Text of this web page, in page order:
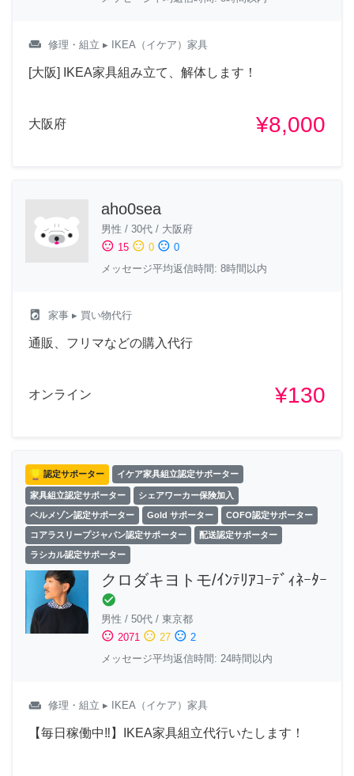
weekend 修理・組立 ▸ IKEA（イケア）家具
[大阪] IKEA家具組み立て、解体します！
大阪府 ¥8,000
aho0sea
男性 / 30代 / 大阪府
sentiment_satisfied 15 sentiment_neutral 0 sentiment_dissatisfied 0
メッセージ平均返信時間: 8時間以内
local_laundry_service 家事 ▸ 買い物代行
通販、フリマなどの購入代行
オンライン ¥130
認定サポーター イケア家具組立認定サポーター
家具組立認定サポーター シェアワーカー保険加入
ベルメゾン認定サポーター Gold サポーター COFO認定サポーター
コアラスリープジャパン認定サポーター 配送認定サポーター
ラシカル認定サポーター
クロダキヨトモ/ｲﾝﾃﾘｱｺｰﾃﾞｨﾈｰﾀｰ
check_circle
男性 / 50代 / 東京都
sentiment_satisfied 2071 sentiment_neutral 27 sentiment_dissatisfied 2
メッセージ平均返信時間: 24時間以内
weekend 修理・組立 ▸ IKEA（イケア）家具
【毎日稼働中‼︎】IKEA家具組立代行いたします！